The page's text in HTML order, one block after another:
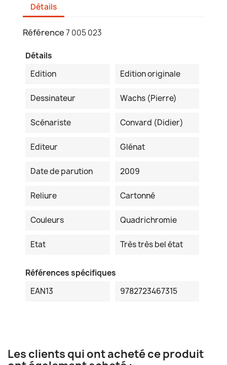
Détails
Référence7 005 023
Détails
Edition
Edition originale
Dessinateur Wachs (Pierre)
Scénariste Convard (Didier)
Editeur Glénat
Date de parution 2009
Reliure Cartonné
Couleurs Quadrichromie
Etat Très très bel état
Références spécifiques
EAN13
9782723467315
Les clients qui ont acheté ce produit